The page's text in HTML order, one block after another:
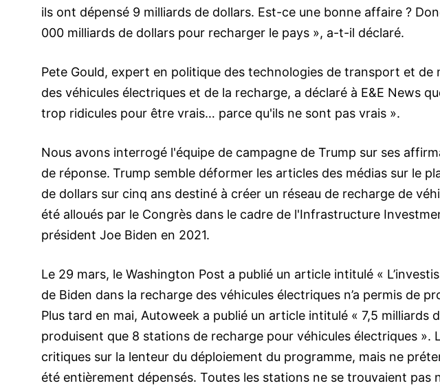
ils ont dépensé 9 milliards de dollars. Est-ce une bonne affaire ?
000 milliards de dollars pour recharger le pays », a-t-il déclaré.
Pete Gould, expert en politique des technologies de transport et
des véhicules électriques et de la recharge, a déclaré à E&E News
trop ridicules pour être vrais… parce qu'ils ne sont pas vrais ».
Nous avons interrogé l'équipe de campagne de Trump sur ses
de réponse. Trump semble déformer les articles des médias sur le
de dollars sur cinq ans destiné à créer un réseau de recharge de
été alloués par le Congrès dans le cadre de l'Infrastructure
président Joe Biden en 2021.
Le 29 mars, le Washington Post a publié un article intitulé «
de Biden dans la recharge des véhicules électriques n’a permis de
Plus tard en mai, Autoweek a publié un article intitulé « 7,5 milliards
produisent que 8 stations de recharge pour véhicules électriques ».
critiques sur la lenteur du déploiement du programme, mais ne
été entièrement dépensés. Toutes les stations ne se trouvaient pas